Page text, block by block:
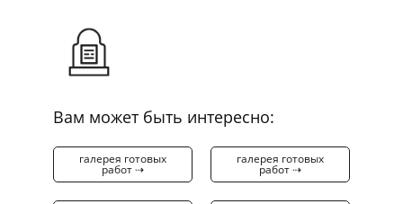
Вам может быть интересно:
галерея готовых
работ ⇢
галерея готовых
работ ⇢